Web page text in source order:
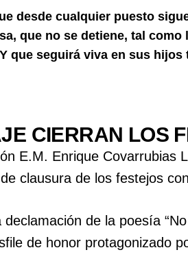
desde cualquier puesto
que no se detiene, tal como
que seguirá viva en sus
CIERRAN LOS
E.M. Enrique Covarrubias
clausura de los festejos
de la poesía
de honor protagonizado